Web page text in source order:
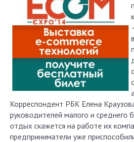
Корреспондент РБК Елена
руководителей малого и среднего
отдых скажется на работе их
предприниматели уже